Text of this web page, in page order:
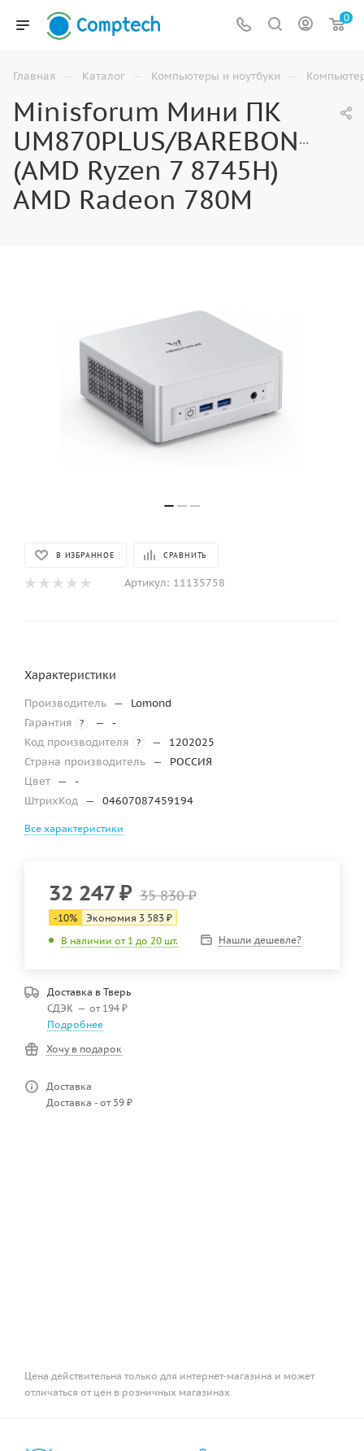
0
Главная — Каталог — Компьютеры и ноутбуки —
Minisforum Мини ПК
UM870PLUS/BAREBONE
(AMD Ryzen 7 8745H)
AMD Radeon 780M
В ИЗБРАННОЕ СРАВНИТЬ
Артикул: 11135758
Характеристики
Производитель —
Lomond
Гарантия
? —
-
Код производителя
? —
1202025
Страна производитель —
РОССИЯ
Цвет —
-
ШтрихКод — 04607087459194
Все характеристики
32 247₽ 35 830₽
-10% Экономия 3 583 ₽
В наличии от 1 до 20 шт.
Нашли дешевле?
Доставка в Тверь
СДЭК — от 194 ₽
Подробнее
Хочу в подарок
Доставка
Доставка - от 59 ₽
Цена действительна только для интернет-магазина и может
отличаться от цен в розничных магазинах